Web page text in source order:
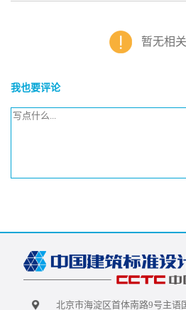
暂无相
我也要评论
北京市海淀区首体南路9号主语